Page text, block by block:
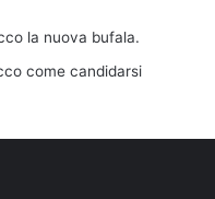
la nuova bufala.
come candidarsi